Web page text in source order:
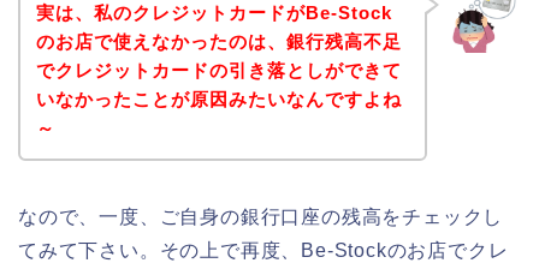
実は、私のクレジットカードがBe-Stock
のお店で使えなかったのは、銀行残高不足
でクレジットカードの引き落としができて
いなかったことが原因みたいなんですよね
～
なので、一度、ご自身の銀行口座の残高をチェックし
てみて下さい。その上で再度、Be-Stockのお店でクレ